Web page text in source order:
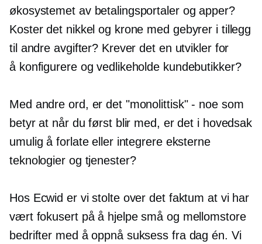
økosystemet av betalingsportaler og apper?
Koster det nikkel og krone med gebyrer i tillegg
til andre avgifter? Krever det en utvikler for
å konfigurere og vedlikeholde kundebutikker?
Med andre ord, er det "monolittisk" - noe som
betyr at når du først blir med, er det i hovedsak
umulig å forlate eller integrere eksterne
teknologier og tjenester?
Hos Ecwid er vi stolte over det faktum at vi har
vært fokusert på å hjelpe små og mellomstore
bedrifter med å oppnå suksess fra dag én. Vi